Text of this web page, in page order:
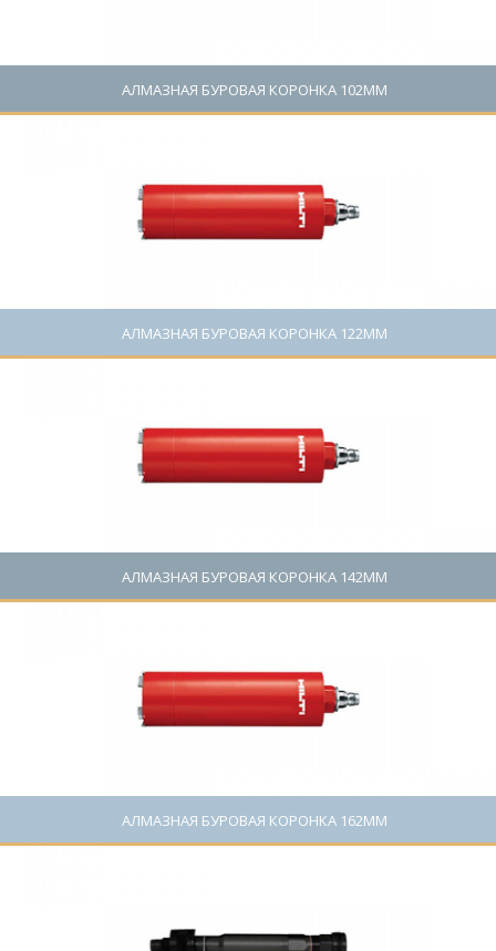
АЛМАЗНАЯ БУРОВАЯ КОРОНКА 102ММ
АЛМАЗНАЯ БУРОВАЯ КОРОНКА 122ММ
АЛМАЗНАЯ БУРОВАЯ КОРОНКА 142ММ
АЛМАЗНАЯ БУРОВАЯ КОРОНКА 162ММ